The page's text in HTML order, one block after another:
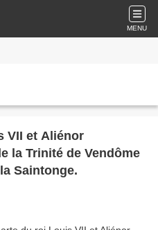
MENU
VII et Aliénor
la Trinité de Vendôme
Saintonge.